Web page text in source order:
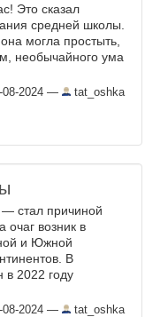
Это сказал
средней школы.
могла простыть,
необычайного ума
08-2024 — tat_oshka
стал причиной
очаг возник в
и Южной
В
в 2022 году
08-2024 — tat_oshka